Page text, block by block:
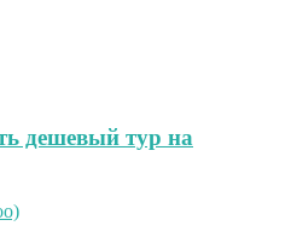
дешевый тур на